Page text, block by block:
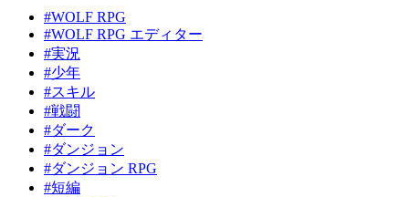
#WOLF RPG
#WOLF RPG エディター
#実況
#少年
#スキル
#戦闘
#ダーク
#ダンジョン
#ダンジョン RPG
#短編